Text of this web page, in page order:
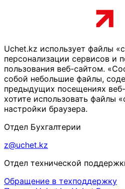
Uchet.kz использует файлы
персонализации сервисов и
пользования веб-сайтом.
собой небольшие файлы,
предыдущих посещениях
хотите использовать файлы
настройки браузера.
Отдел Бухгалтерии
z@uchet.kz
Отдел технической
Обращение в техподдержку